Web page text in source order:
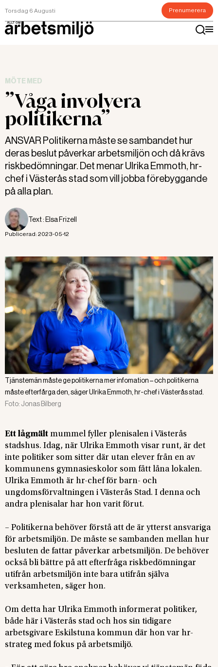
Torsdag 6 Augusti Prenumerera
MÖTE MED
”Våga involvera
politikerna”
ANSVAR Politikerna måste se sambandet hur
deras beslut påverkar arbetsmiljön och då krävs
riskbedömningar. Det menar Ulrika Emmoth, hr-
chef i Västerås stad som vill jobba förebyggande
på alla plan.
Text : Elsa Frizell
Publicerad: 2023-05-12
Tjänstemän måste ge politikerna mer infomation – och politikerna
måste efterfårga den, säger Ulrika Emmoth, hr-chef i Västerås stad.
Foto: Jonas Bilberg
Ett lågmält mummel fyller plenisalen i Västerås
stadshus. Idag, när Ulrika Emmoth visar runt, är det
inte politiker som sitter där utan elever från en av
kommunens gymnasieskolor som fått låna lokalen.
Ulrika Emmoth är hr-chef för barn- och
ungdomsförvaltningen i Västerås Stad. I denna och
andra plenisalar har hon varit förut.
– Politikerna behöver förstå att de är ytterst ansvariga
för arbetsmiljön. De måste se sambanden mellan hur
besluten de fattar påverkar arbetsmiljön. De behöver
också bli bättre på att efterfråga riskbedömningar
utifrån arbetsmiljön inte bara utifrån själva
verksamheten, säger hon.
Om detta har Ulrika Emmoth informerat politiker,
både här i Västerås stad och hos sin tidigare
arbetsgivare Eskilstuna kommun där hon var hr-
strateg med fokus på arbetsmiljö.